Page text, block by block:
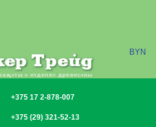
BYN
+375 17 2-878-007
+375 (29) 321-52-13